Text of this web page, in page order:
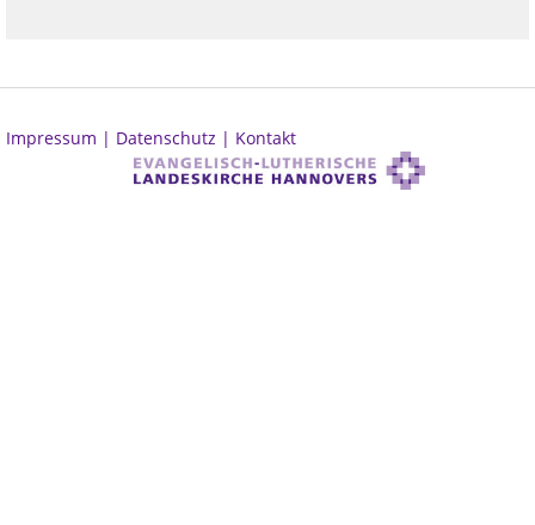
Impressum | Datenschutz | Kontakt